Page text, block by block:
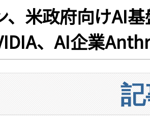
、米政府向けAI
、AI企業